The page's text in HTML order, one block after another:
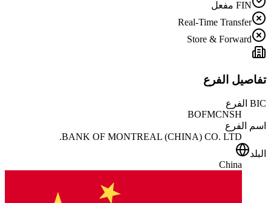
FIN مفعل
Real-Time Transfer
Store & Forward
تفاصيل الفرع
BIC الفرع
BOFMCNSH
اسم الفرع
BANK OF MONTREAL (CHINA) CO. LTD.
البلد
China